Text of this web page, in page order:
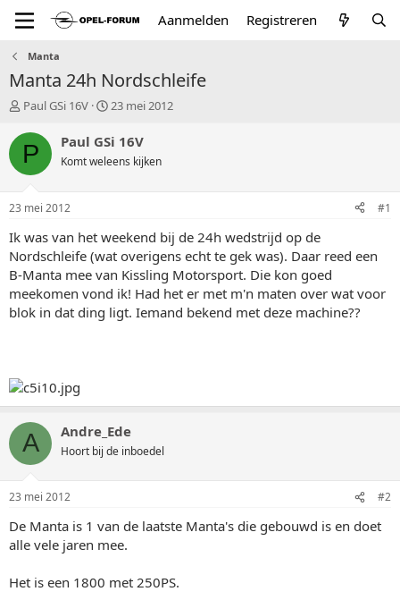
Aanmelden Registreren
Manta
Manta 24h Nordschleife
T
p
a
r
e
r
Paul GSi 16V
S
a
t
u
m
23 mei 2012
P Paul GSi 16V
Komt weleens kijken
23 mei 2012 #1
Ik was van het weekend bij de 24h wedstrijd op de
Nordschleife (wat overigens echt te gek was). Daar reed een
B-Manta mee van Kissling Motorsport. Die kon goed
meekomen vond ik! Had het er met m'n maten over wat voor
blok in dat ding ligt. Iemand bekend met deze machine??
A Andre_Ede
Hoort bij de inboedel
23 mei 2012 #2
De Manta is 1 van de laatste Manta's die gebouwd is en doet
alle vele jaren mee.
Het is een 1800 met 250PS.